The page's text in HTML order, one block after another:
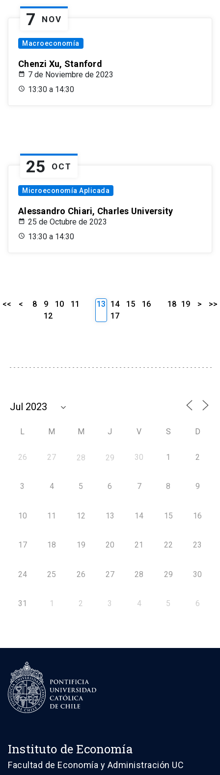
7 NOV
Macroeconomía
Chenzi Xu, Stanford
7 de Noviembre de 2023
13:30 a 14:30
25 OCT
Microeconomía Aplicada
Alessandro Chiari, Charles University
25 de Octubre de 2023
13:30 a 14:30
<< < 8 9 10
11
12
13 14 15
16
17
18 19 > >>
L M M J V S D
26 27 28 29 30 1 2
3 4 5 6 7 8 9
10 11 12 13 14 15 16
17 18 19 20 21 22 23
24 25 26 27 28 29 30
31 1 2 3 4 5 6
Instituto de Economía
Facultad de Economía y Administración UC